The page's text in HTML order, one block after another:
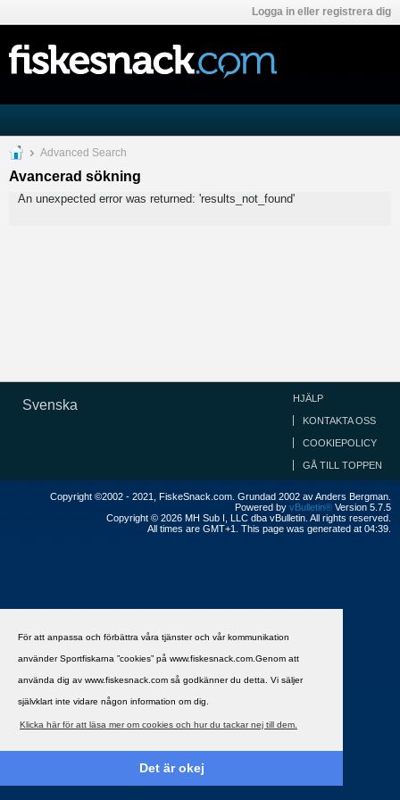
För att anpassa och förbättra våra tjänster och vår kommunikation
använder Sportfiskarna ”cookies” på www.fiskesnack.com.Genom att
använda dig av www.fiskesnack.com så godkänner du detta. Vi säljer
självklart inte vidare någon information om dig.
Klicka här för att läsa mer om cookies och hur du tackar nej till dem.
Det är okej
Logga in eller registrera dig
Advanced Search
Avancerad sökning
An unexpected error was returned: 'results_not_found'
Svenska HJÄLP
KONTAKTA OSS
COOKIEPOLICY
GÅ TILL TOPPEN
Copyright ©2002 - 2021, FiskeSnack.com. Grundad 2002 av Anders Bergman.
Powered by vBulletin® Version 5.7.5
Copyright © 2026 MH Sub I, LLC dba vBulletin. All rights reserved.
All times are GMT+1. This page was generated at 04:39.